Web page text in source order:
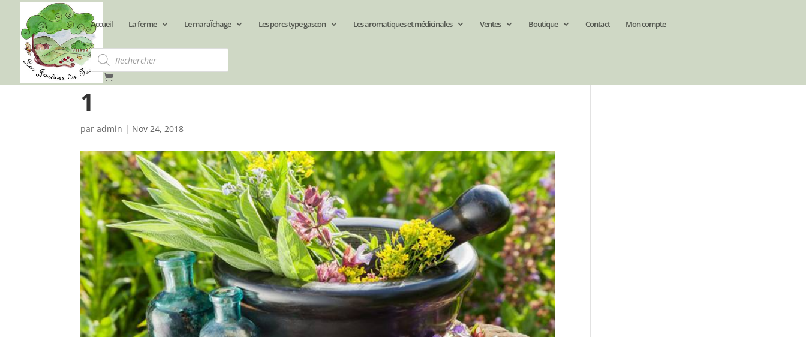
Accueil La ferme Le maraÎchage Les porcs type gascon Les aromatiques et médicinales Ventes Boutique Contact Mon compte
Recherche
de
produits
1
paradmin | Nov 24, 2018